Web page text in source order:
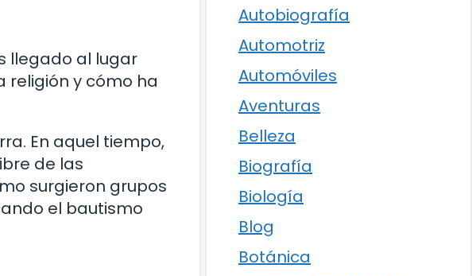
llegado al lugar
religión y cómo ha
En aquel tiempo,
de las
surgieron grupos
el bautismo
Autobiografía
Automotriz
Automóviles
Aventuras
Belleza
Biografía
Biología
Blog
Botánica